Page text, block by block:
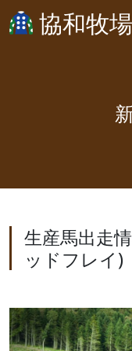
協和牧場
生産馬出走
ッドフレイ)